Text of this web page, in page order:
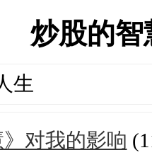
炒股的
生
》对我的影响